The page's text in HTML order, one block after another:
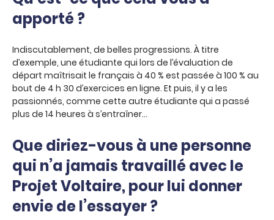
apporté ?
Indiscutablement, de belles progressions. À titre
d’exemple, une étudiante qui lors de l’évaluation de
départ maîtrisait le français à 40 % est passée à 100 % au
bout de 4 h 30 d’exercices en ligne. Et puis, il y a les
passionnés, comme cette autre étudiante qui a passé
plus de 14 heures à s’entraîner…
Que diriez-vous à une personne
qui n’a jamais travaillé avec le
Projet Voltaire, pour lui donner
envie de l’essayer ?